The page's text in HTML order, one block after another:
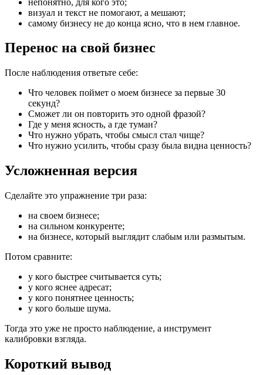
визуал и текст не помогают, а мешают;
самому бизнесу не до конца ясно, что в нем главное.
Перенос на свой бизнес
После наблюдения ответьте себе:
Что человек поймет о моем бизнесе за первые 30
секунд?
Сможет ли он повторить это одной фразой?
Где у меня ясность, а где туман?
Что нужно убрать, чтобы смысл стал чище?
Что нужно усилить, чтобы сразу была видна ценность?
Усложненная версия
Сделайте это упражнение три раза:
на своем бизнесе;
на сильном конкуренте;
на бизнесе, который выглядит слабым или размытым.
Потом сравните:
у кого быстрее считывается суть;
у кого яснее адресат;
у кого понятнее ценность;
у кого больше шума.
Тогда это уже не просто наблюдение, а инструмент
калибровки взгляда.
Короткий вывод